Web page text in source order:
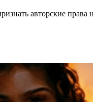
авторские